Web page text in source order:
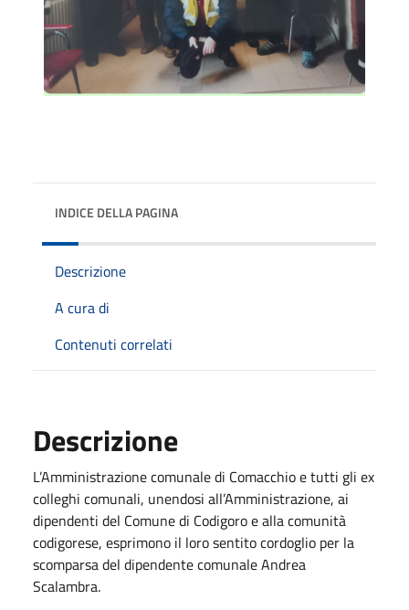
INDICE DELLA PAGINA
Descrizione
A cura di
Contenuti correlati
Descrizione
L’Amministrazione comunale di Comacchio e tutti gli ex
colleghi comunali, unendosi all’Amministrazione, ai
dipendenti del Comune di Codigoro e alla comunità
codigorese, esprimono il loro sentito cordoglio per la
scomparsa del dipendente comunale Andrea
Scalambra.